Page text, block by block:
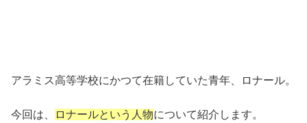
アラミス高等学校にかつて在籍していた青年、ロナール。
今回は、 ロナールという人物について紹介します。